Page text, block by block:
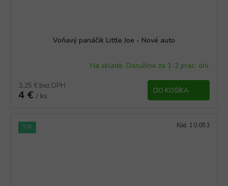
Voňavý panáčik Little Joe - Nové auto
Na sklade. Doručíme za 1-2 prac. dni.
3,25 € bez DPH
4 € / ks
DO KOŠÍKA
TIP Kód: 10.053